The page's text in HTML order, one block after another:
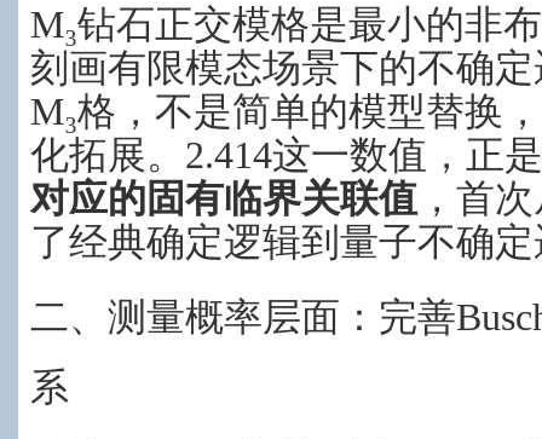
M₃钻石正交模格是最小的非
刻画有限模态场景下的不确
M₃格，不是简单的模型替换
化拓展。2.414这一数值，正是
对应的固有临界关联值 ，首
了经典确定逻辑到量子不确
二、测量概率层面：完善
系